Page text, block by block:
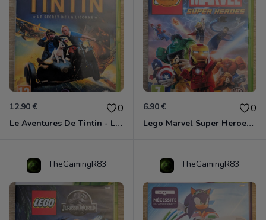
12.90 € 0
Le Aventures De Tintin - Le Secret De La Licorne Xbox 360
6.90 € 0
Lego Marvel Super Heroes Xbox 360
TheGamingR83 TheGamingR83